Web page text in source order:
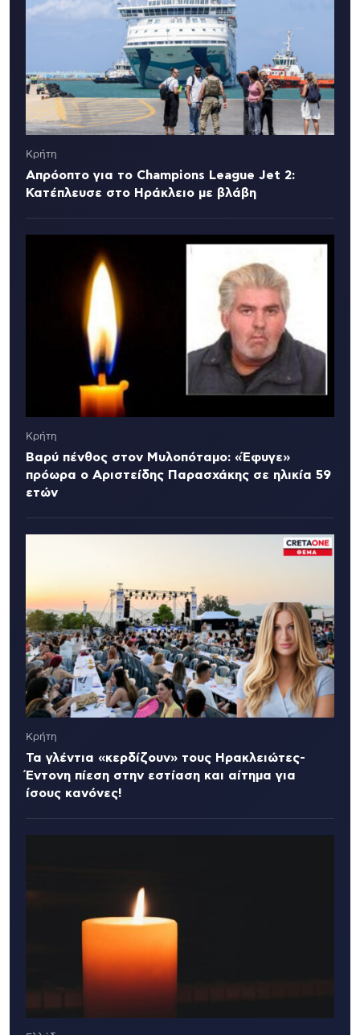
Κρήτη
Απρόοπτο για το Champions League Jet 2:
Κατέπλευσε στο Ηράκλειο με βλάβη
Κρήτη
Βαρύ πένθος στον Μυλοπόταμο: «Έφυγε»
πρόωρα ο Αριστείδης Παρασχάκης σε ηλικία 59
ετών
Κρήτη
Τα γλέντια «κερδίζουν» τους Ηρακλειώτες-
Έντονη πίεση στην εστίαση και αίτημα για
ίσους κανόνες!